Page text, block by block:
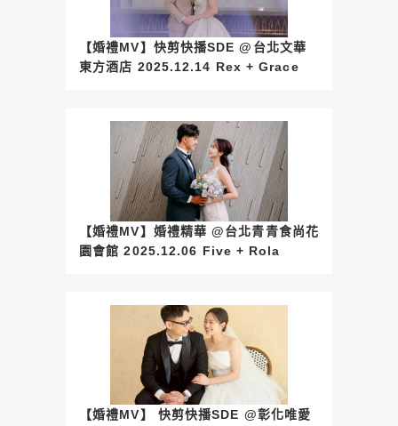
【婚禮MV】快剪快播SDE @台北文華
東方酒店 2025.12.14 Rex + Grace
【婚禮MV】婚禮精華 @台北青青食尚花
園會館 2025.12.06 Five + Rola
【婚禮MV】 快剪快播SDE @彰化唯愛